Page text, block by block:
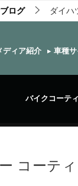
ログ ダイハ
ディア紹介 ▸ 車種
バイクコーテ
コーテ